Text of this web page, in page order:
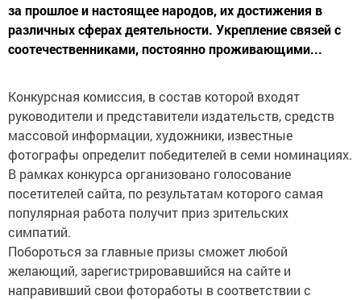
за прошлое и настоящее народов, их достижения в
различных сферах деятельности. Укрепление связей с
соотечественниками, постоянно проживающими...
Конкурсная комиссия, в состав которой входят
руководители и представители издательств, средств
массовой информации, художники, известные
фотографы определит победителей в семи номинациях.
В рамках конкурса организовано голосование
посетителей сайта, по результатам которого самая
популярная работа получит приз зрительских
симпатий.
Побороться за главные призы сможет любой
желающий, зарегистрировавшийся на сайте и
направивший свои фотоработы в соответствии с